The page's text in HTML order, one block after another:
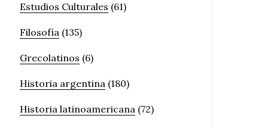
Estudios Culturales (61)
Filosofía (135)
Grecolatinos (6)
Historia argentina (180)
Historia latinoamericana (72)